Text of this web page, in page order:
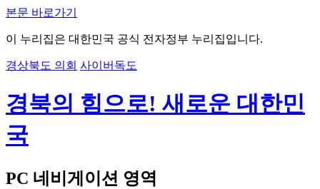
본문 바로가기
이 누리집은 대한민국 공식 전자정부 누리집입니다.
경상북도 의회 사이버독도
경북의 힘으로! 새로운 대한민
국
PC 네비게이션 영역